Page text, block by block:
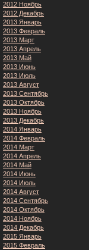
2012 Ноябрь
2012 Декабрь
2013 Январь
2013 Февраль
2013 Март
2013 Апрель
2013 Май
2013 Июнь
2013 Июль
2013 Август
2013 Сентябрь
2013 Октябрь
2013 Ноябрь
2013 Декабрь
2014 Январь
2014 Февраль
2014 Март
2014 Апрель
2014 Май
2014 Июнь
2014 Июль
2014 Август
2014 Сентябрь
2014 Октябрь
2014 Ноябрь
2014 Декабрь
2015 Январь
2015 Февраль